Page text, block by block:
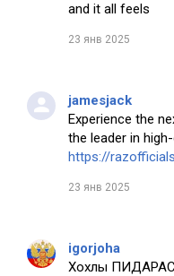
and it all feels
23 янв 2025
jamesjack
Experience the
the leader in
https://
23 янв 2025
igorjoha
Хохлы